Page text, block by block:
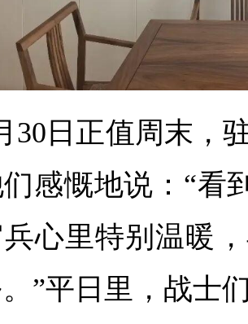
30日正值周末，
感慨地说：“看
心里特别温暖
”平日里，战士